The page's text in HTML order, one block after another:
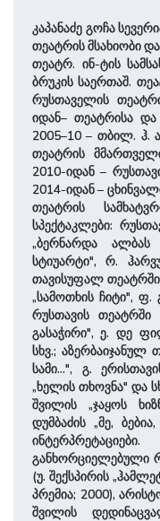
კაპანაძე გოჩა
თეატრის მსახიობი
თეატრ. ინ-ტის
ბრუკის საერთაშ.
რუსთაველის
იდან– თეატრისა და
2005–10 – თბილ. ჰ.
თეატრის
2010-იდან –
2014-იდან –
თეატრის
სპექტაკლები:
„ბერნარდა
სტიუარტი", რ.
თავისუფალ თეატრში
„სამოთხის ჩიტი",
რუსთავის
გასაჭირი", ე. დე
სხვ.;
სამი…", გ.
„ხელის თხოვნა" და
შვი­ლის „ჯაყოს
დუმბაძის „მე,
განხორციელებული
(უ. შექსპირის
პრემია; 2000),
შვი­ლის